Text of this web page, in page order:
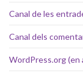
Canal de les
Canal dels
WordPress.org (en